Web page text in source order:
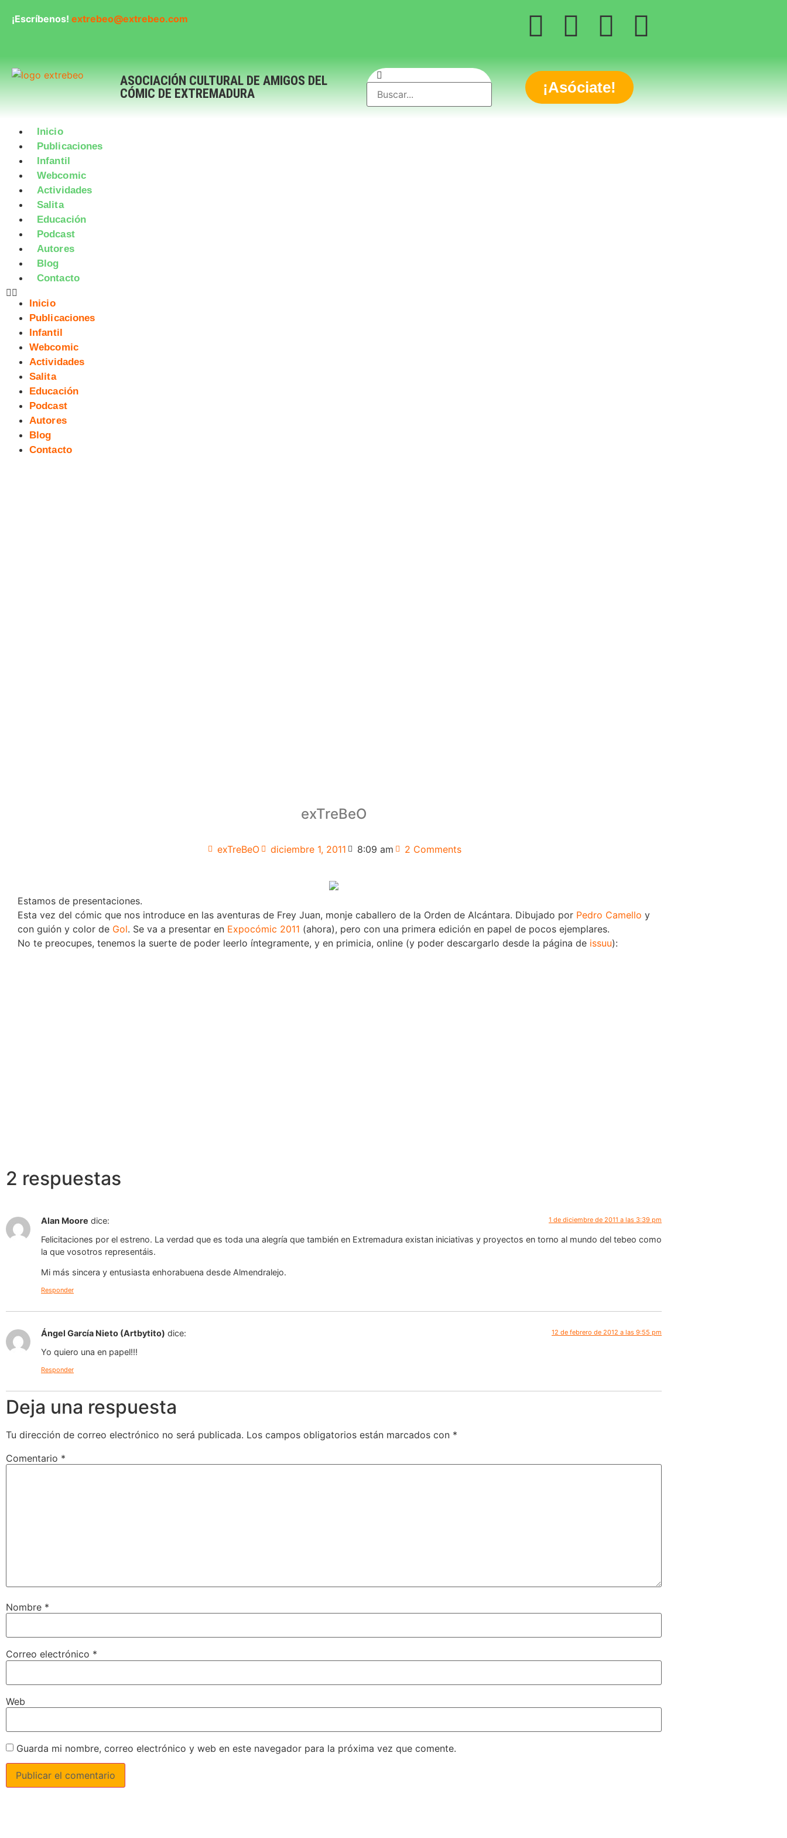
¡Escríbenos! extrebeo@extrebeo.com
ASOCIACIÓN CULTURAL DE AMIGOS DEL
CÓMIC DE EXTREMADURA
¡Asóciate!
Inicio
Publicaciones
Infantil
Webcomic
Actividades
Salita
Educación
Podcast
Autores
Blog
Contacto
Inicio
Publicaciones
Infantil
Webcomic
Actividades
Salita
Educación
Podcast
Autores
Blog
Contacto
exTreBeO
exTreBeO diciembre 1, 2011 8:09 am 2 Comments
Estamos de presentaciones.
Esta vez del cómic que nos introduce en las aventuras de Frey Juan, monje caballero de la Orden de Alcántara. Dibujado por Pedro Camello y
con guión y color de Gol. Se va a presentar en Expocómic 2011 (ahora), pero con una primera edición en papel de pocos ejemplares.
No te preocupes, tenemos la suerte de poder leerlo íntegramente, y en primicia, online (y poder descargarlo desde la página de issuu):
2 respuestas
Alan Moore dice: 1 de diciembre de 2011 a las 3:39 pm
Felicitaciones por el estreno. La verdad que es toda una alegría que también en Extremadura existan iniciativas y proyectos en torno al mundo del tebeo como
la que vosotros representáis.
Mi más sincera y entusiasta enhorabuena desde Almendralejo.
Responder
Ángel García Nieto (Artbytito) dice: 12 de febrero de 2012 a las 9:55 pm
Yo quiero una en papel!!!
Responder
Deja una respuesta
Tu dirección de correo electrónico no será publicada. Los campos obligatorios están marcados con *
Comentario *
Nombre *
Correo electrónico *
Web
Guarda mi nombre, correo electrónico y web en este navegador para la próxima vez que comente.